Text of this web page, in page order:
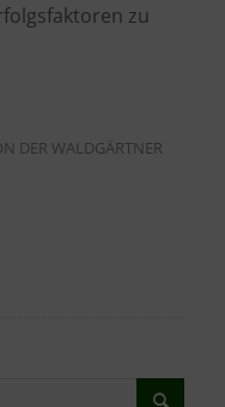
zu
DER WALDGÄRTNER